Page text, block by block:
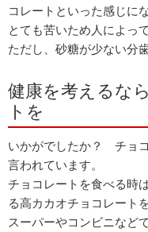
コレートといった感じに
とても苦いため人によっ
ただし、砂糖が少ない分
健康を考えるな
トを
いかがでしたか？ チョ
言われています。
チョコレートを食べる時
る高カカオチョコレート
スーパーやコンビニなど